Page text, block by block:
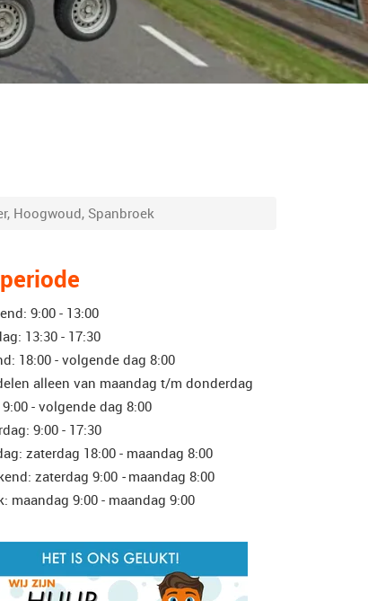
Hoogwoud, Spanbroek
9:00 - 13:00
13:30 - 17:30
18:00 - volgende dag 8:00
alleen van maandag t/m donderdag
9:00 - volgende dag 8:00
9:00 - 17:30
zaterdag 18:00 - maandag 8:00
zaterdag 9:00 - maandag 8:00
maandag 9:00 - maandag 9:00